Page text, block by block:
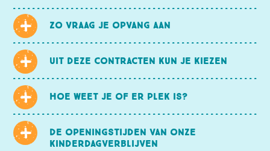
Zo vraag je opvang aan
Uit deze contracten kun je kiezen
Hoe weet je of er plek is?
De openingstijden van onze
kinderdagverblijven